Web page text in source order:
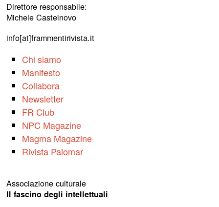
Direttore responsabile:
Michele Castelnovo
info[at]frammentirivista.it
Chi siamo
Manifesto
Collabora
Newsletter
FR Club
NPC Magazine
Magma Magazine
Rivista Palomar
Associazione culturale
Il fascino degli intellettuali